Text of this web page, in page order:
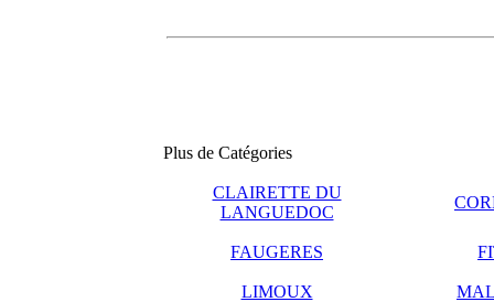
Plus de Catégories
CLAIRETTE DU
LANGUEDOC
FAUGERES
LIMOUX